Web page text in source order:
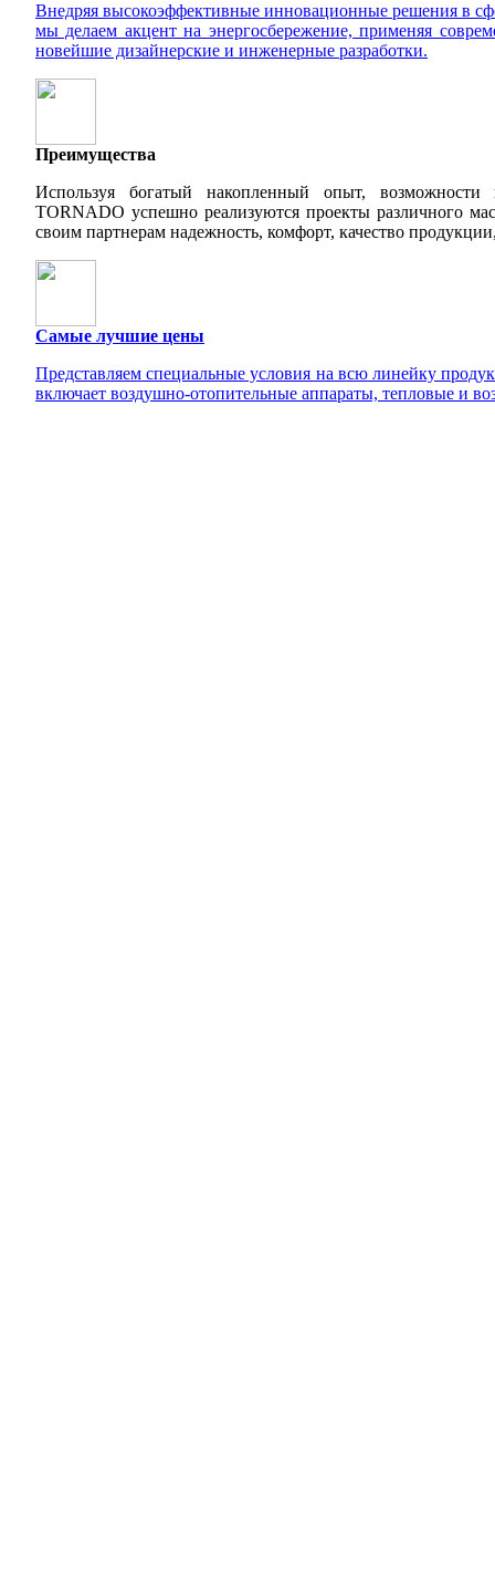
Внедряя высокоэффективные инновационные решения в
мы делаем акцент на энергосбережение, применяя
новейшие дизайнерские и инженерные разработки.
Преимущества
Используя богатый накопленный опыт,
TORNADO успешно реализуются проекты различного
своим партнерам надежность, комфорт, качество
Самые лучшие цены
Представляем специальные условия на всю линейку
включает воздушно-отопительные аппараты, тепловые и